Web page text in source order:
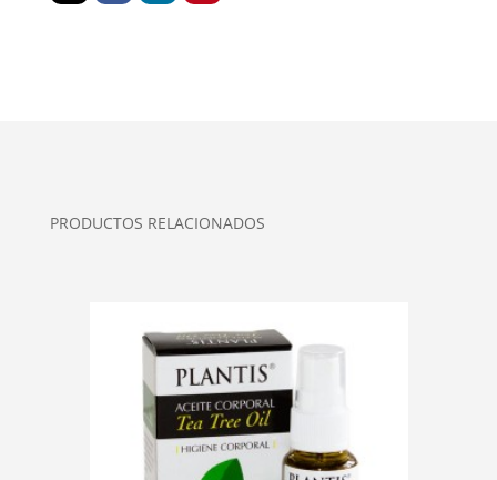
PRODUCTOS RELACIONADOS